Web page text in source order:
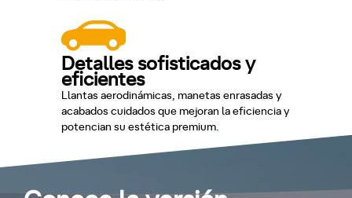
Detalles sofisticados y
eficientes
Llantas aerodinámicas, manetas enrasadas y
acabados cuidados que mejoran la eficiencia y
potencian su estética premium.